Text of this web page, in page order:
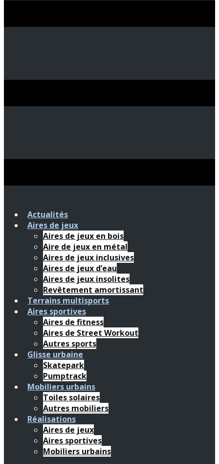
Actualités
Aires de jeux
Aires de jeux en bois
Aire de jeux en métal
Aires de jeux inclusives
Aires de jeux d’eau
Aires de jeux insolites
Revêtement amortissant
Terrains multisports
Aires sportives
Aires de fitness
Aires de Street Workout
Autres sports
Glisse urbaine
Skatepark
Pumptrack
Mobiliers urbains
Toiles solaires
Autres mobiliers
Réalisations
Aires de jeux
Aires sportives
Mobiliers urbains